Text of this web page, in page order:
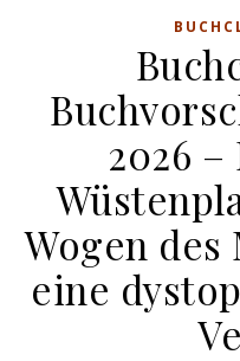
2026 –
Wogen
eine